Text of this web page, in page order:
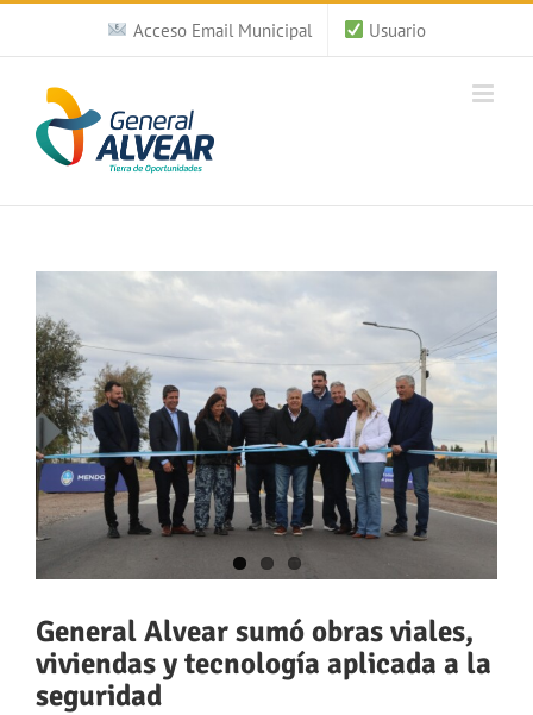
Saltar
contenido
Acceso Email Municipal Usuario
más
grande
General Alvear sumó obras viales,
viviendas y tecnología aplicada a la
seguridad